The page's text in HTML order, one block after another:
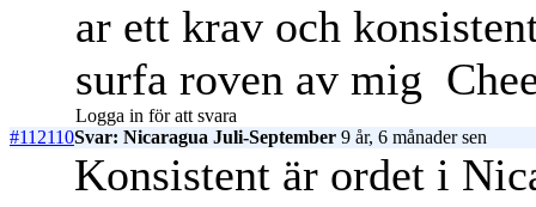
ar ett krav och
surfa roven av mig
Logga in för att svara
#112110Svar: Nicaragua Juli-September 9 år, 6 månader sen
Konsistent är ordet i